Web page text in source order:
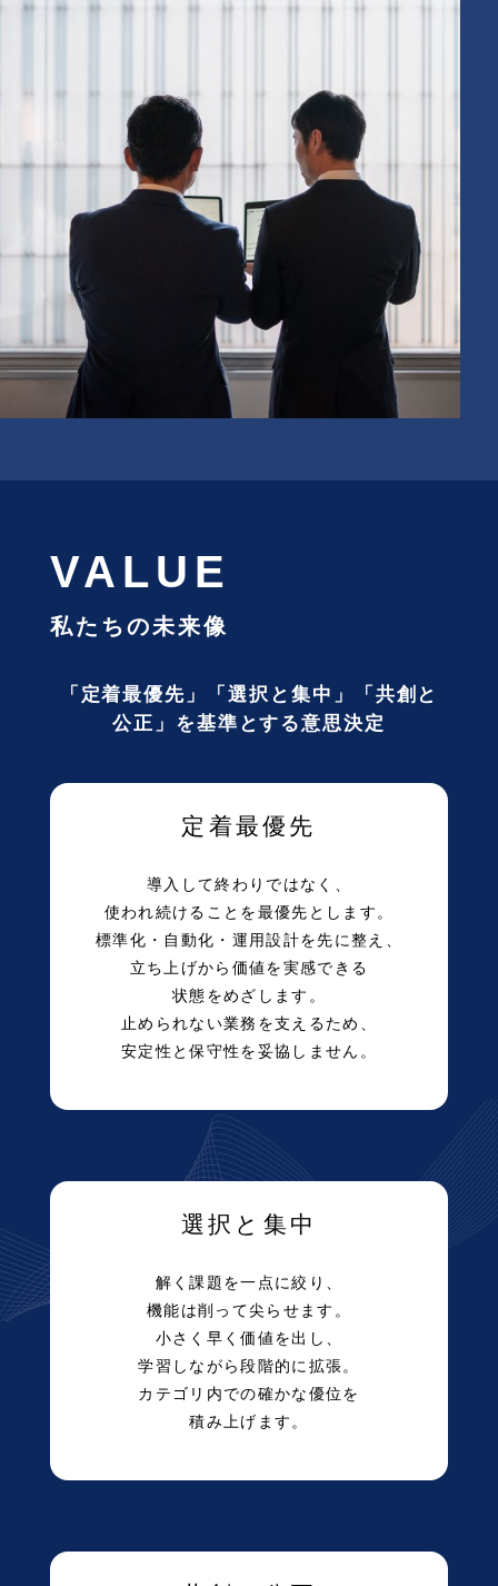
VALUE
私たちの未来像
「定着最優先」「選択と集中」「共創と
公正」を基準とする意思決定
定着最優先
導入して終わりではなく、
使われ続けることを最優先とします。
標準化・自動化・運用設計を先に整え、
立ち上げから価値を実感できる
状態をめざします。
止められない業務を支えるため、
安定性と保守性を妥協しません。
選択と集中
解く課題を一点に絞り、
機能は削って尖らせます。
小さく早く価値を出し、
学習しながら段階的に拡張。
カテゴリ内での確かな優位を
積み上げます。